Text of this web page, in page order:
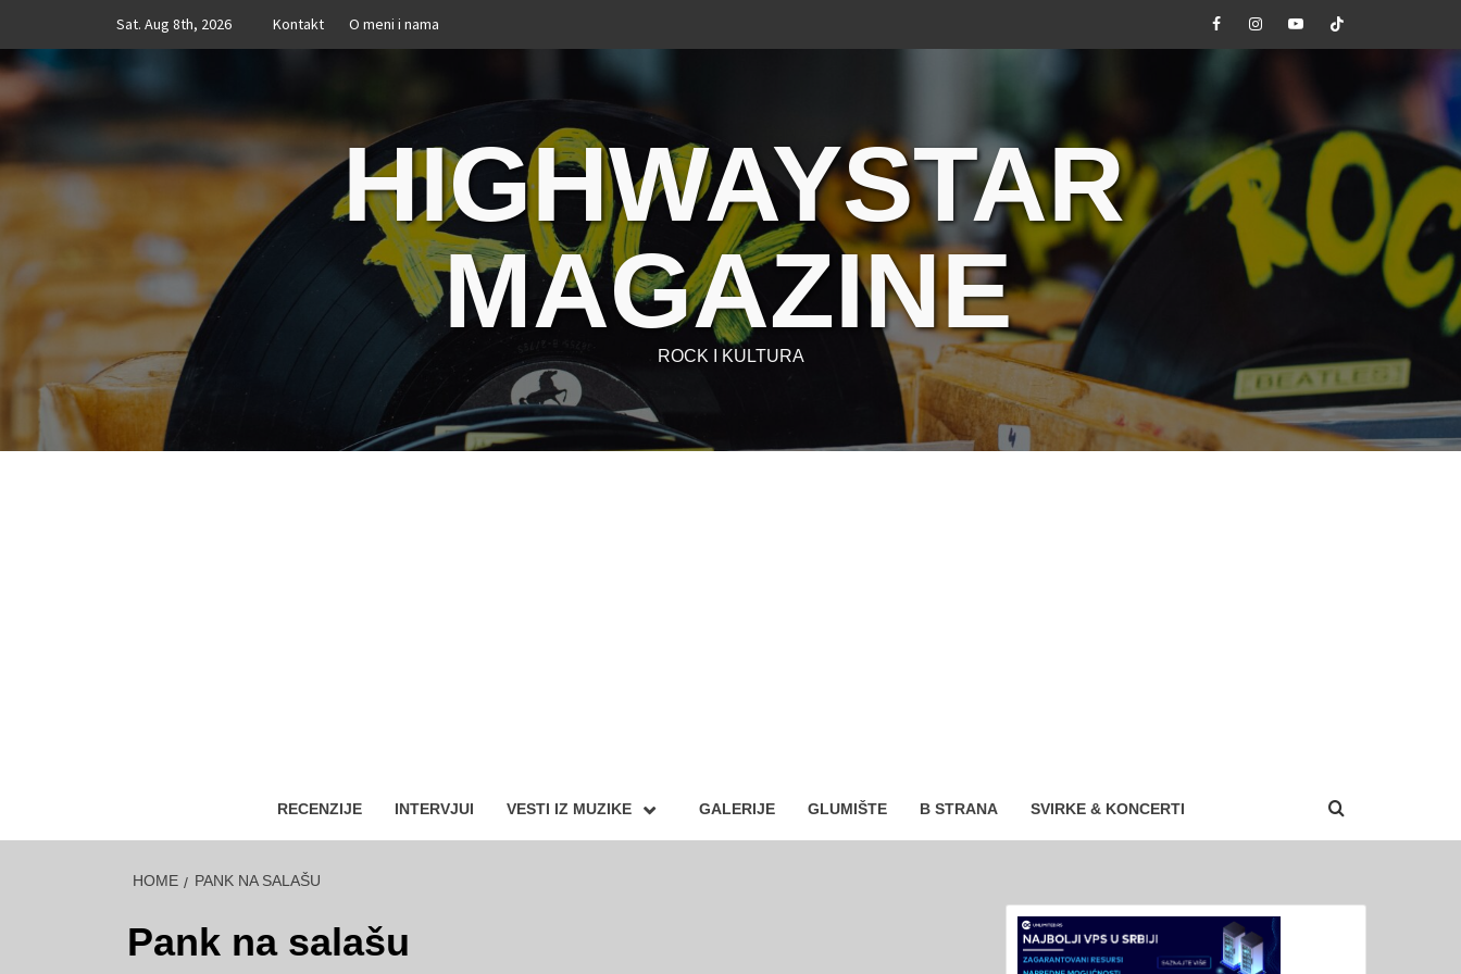
content
Sat. Aug 8th, 2026 Kontakt O meni i nama FacebookInstagramYoutube
Tik
HIGHWAYSTAR
MAGAZINE
ROCK I KULTURA
RECENZIJE INTERVJUI VESTI IZ MUZIKE GALERIJE GLUMIŠTE B STRANA SVIRKE & KONCERTI
HOME PANK NA SALAŠU
Pank na salašu